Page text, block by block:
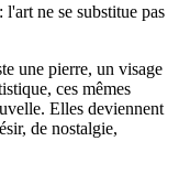
ne se substitue pas
une pierre, un visage
ces mêmes
Elles deviennent
de nostalgie,